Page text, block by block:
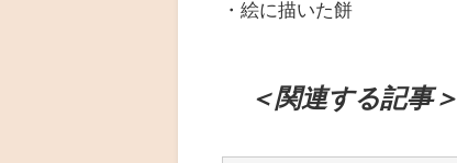
・絵に描いた餅
＜関連する記事＞